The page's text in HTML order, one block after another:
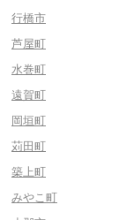
行橋市
芦屋町
水巻町
遠賀町
岡垣町
苅田町
築上町
みやこ町